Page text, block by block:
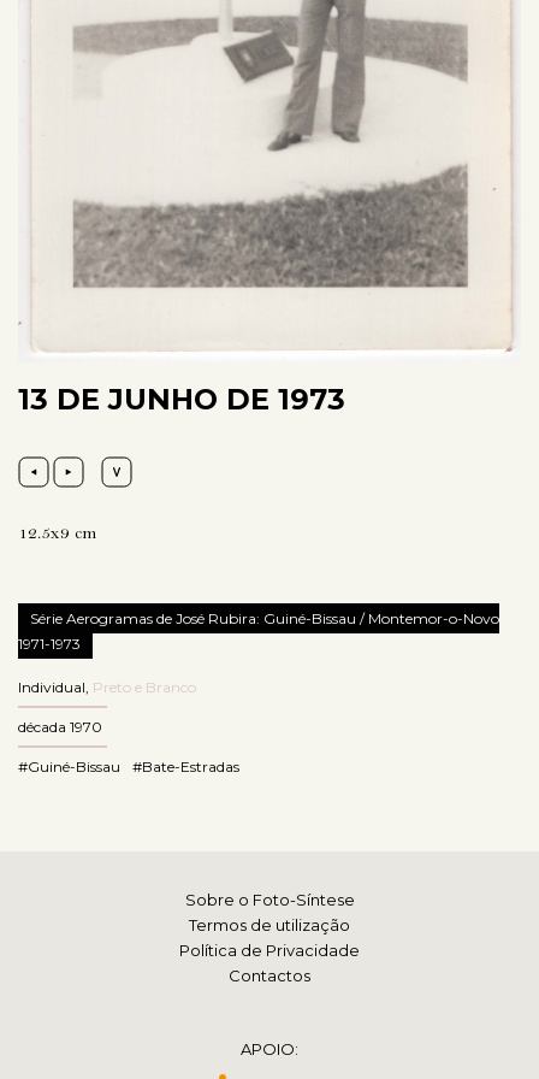
13 DE JUNHO DE 1973
12.5x9 cm
Série Aerogramas de José Rubira: Guiné-Bissau / Montemor-o-Novo
1971-1973
Individual, Preto e Branco
década 1970
#Guiné-Bissau #Bate-Estradas
Sobre o Foto-Síntese
Termos de utilização
Política de Privacidade
Contactos
APOIO: